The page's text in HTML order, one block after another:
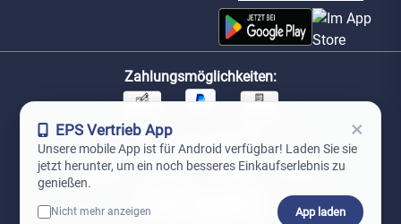
Zahlungsmöglichkeiten:
Unsere Versandpartner:
EPS Vertrieb App ×
Unsere mobile App ist für Android verfügbar! Laden Sie sie
jetzt herunter, um ein noch besseres Einkaufserlebnis zu
genießen.
Nicht mehr anzeigen App laden